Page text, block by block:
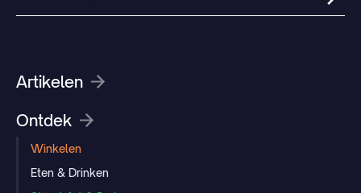
Artikelen
Ontdek
Winkelen
Eten & Drinken